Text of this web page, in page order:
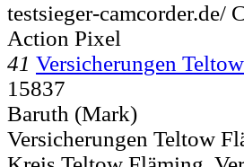
testsieger-camcorder.de/
Action Pixel
41 Versicherungen
15837
Baruth (Mark)
Versicherungen Teltow